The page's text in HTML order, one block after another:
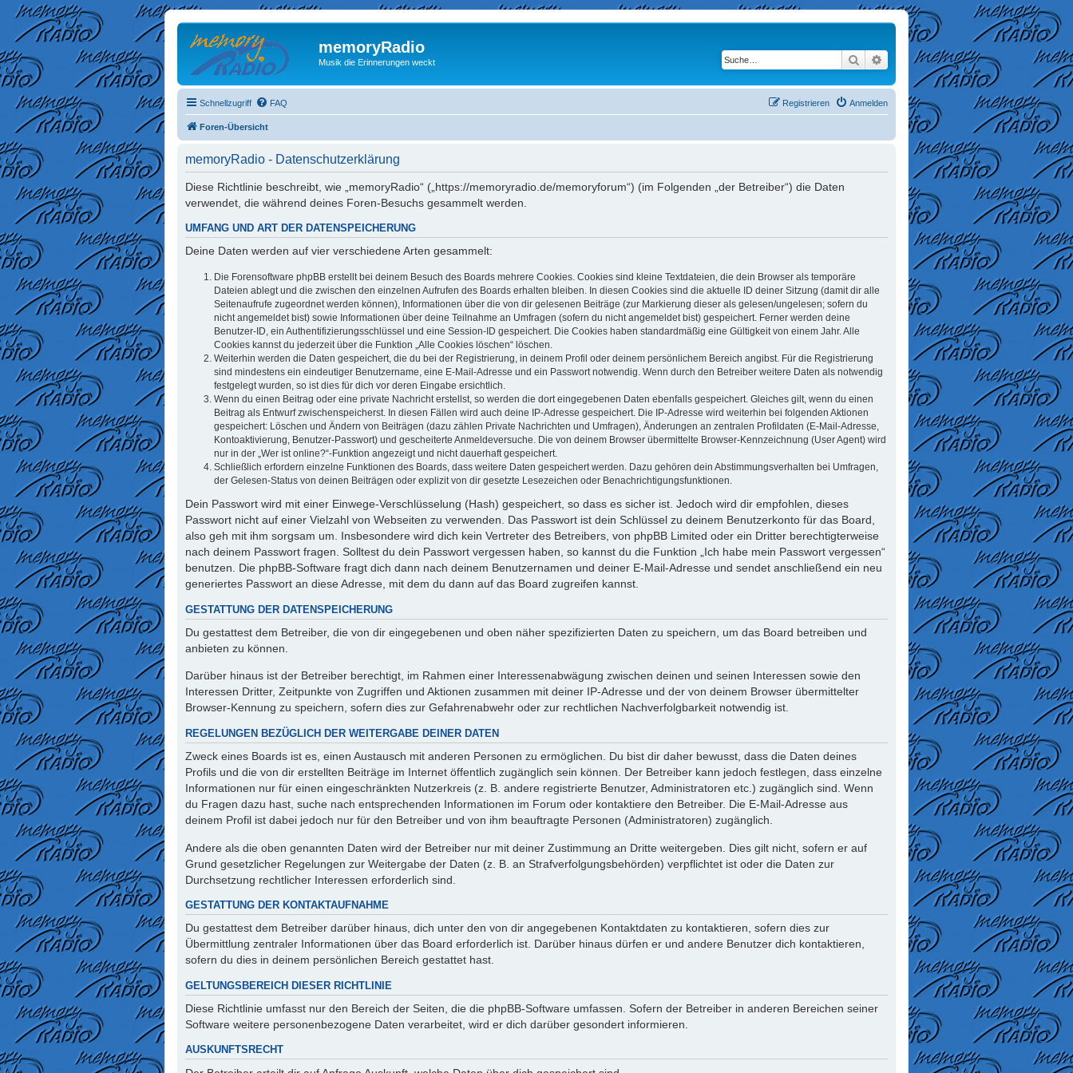
memoryRadio
Musik die Erinnerungen weckt Suche Erweiterte Suche
Schnellzugriff FAQ Anmelden
Registrieren
Foren-Übersicht
memoryRadio - Datenschutzerklärung
Diese Richtlinie beschreibt, wie „memoryRadio“ („https://memoryradio.de/memoryforum“) (im Folgenden „der Betreiber“) die Daten
verwendet, die während deines Foren-Besuchs gesammelt werden.
UMFANG UND ART DER DATENSPEICHERUNG
Deine Daten werden auf vier verschiedene Arten gesammelt:
Die Forensoftware phpBB erstellt bei deinem Besuch des Boards mehrere Cookies. Cookies sind kleine Textdateien, die dein Browser als temporäre
Dateien ablegt und die zwischen den einzelnen Aufrufen des Boards erhalten bleiben. In diesen Cookies sind die aktuelle ID deiner Sitzung (damit dir alle
Seitenaufrufe zugeordnet werden können), Informationen über die von dir gelesenen Beiträge (zur Markierung dieser als gelesen/ungelesen; sofern du
nicht angemeldet bist) sowie Informationen über deine Teilnahme an Umfragen (sofern du nicht angemeldet bist) gespeichert. Ferner werden deine
Benutzer-ID, ein Authentifizierungsschlüssel und eine Session-ID gespeichert. Die Cookies haben standardmäßig eine Gültigkeit von einem Jahr. Alle
Cookies kannst du jederzeit über die Funktion „Alle Cookies löschen“ löschen.
Weiterhin werden die Daten gespeichert, die du bei der Registrierung, in deinem Profil oder deinem persönlichem Bereich angibst. Für die Registrierung
sind mindestens ein eindeutiger Benutzername, eine E-Mail-Adresse und ein Passwort notwendig. Wenn durch den Betreiber weitere Daten als notwendig
festgelegt wurden, so ist dies für dich vor deren Eingabe ersichtlich.
Wenn du einen Beitrag oder eine private Nachricht erstellst, so werden die dort eingegebenen Daten ebenfalls gespeichert. Gleiches gilt, wenn du einen
Beitrag als Entwurf zwischenspeicherst. In diesen Fällen wird auch deine IP-Adresse gespeichert. Die IP-Adresse wird weiterhin bei folgenden Aktionen
gespeichert: Löschen und Ändern von Beiträgen (dazu zählen Private Nachrichten und Umfragen), Änderungen an zentralen Profildaten (E-Mail-Adresse,
Kontoaktivierung, Benutzer-Passwort) und gescheiterte Anmeldeversuche. Die von deinem Browser übermittelte Browser-Kennzeichnung (User Agent) wird
nur in der „Wer ist online?“-Funktion angezeigt und nicht dauerhaft gespeichert.
Schließlich erfordern einzelne Funktionen des Boards, dass weitere Daten gespeichert werden. Dazu gehören dein Abstimmungsverhalten bei Umfragen,
der Gelesen-Status von deinen Beiträgen oder explizit von dir gesetzte Lesezeichen oder Benachrichtigungsfunktionen.
Dein Passwort wird mit einer Einwege-Verschlüsselung (Hash) gespeichert, so dass es sicher ist. Jedoch wird dir empfohlen, dieses
Passwort nicht auf einer Vielzahl von Webseiten zu verwenden. Das Passwort ist dein Schlüssel zu deinem Benutzerkonto für das Board,
also geh mit ihm sorgsam um. Insbesondere wird dich kein Vertreter des Betreibers, von phpBB Limited oder ein Dritter berechtigterweise
nach deinem Passwort fragen. Solltest du dein Passwort vergessen haben, so kannst du die Funktion „Ich habe mein Passwort vergessen“
benutzen. Die phpBB-Software fragt dich dann nach deinem Benutzernamen und deiner E-Mail-Adresse und sendet anschließend ein neu
generiertes Passwort an diese Adresse, mit dem du dann auf das Board zugreifen kannst.
GESTATTUNG DER DATENSPEICHERUNG
Du gestattest dem Betreiber, die von dir eingegebenen und oben näher spezifizierten Daten zu speichern, um das Board betreiben und
anbieten zu können.
Darüber hinaus ist der Betreiber berechtigt, im Rahmen einer Interessenabwägung zwischen deinen und seinen Interessen sowie den
Interessen Dritter, Zeitpunkte von Zugriffen und Aktionen zusammen mit deiner IP-Adresse und der von deinem Browser übermittelter
Browser-Kennung zu speichern, sofern dies zur Gefahrenabwehr oder zur rechtlichen Nachverfolgbarkeit notwendig ist.
REGELUNGEN BEZÜGLICH DER WEITERGABE DEINER DATEN
Zweck eines Boards ist es, einen Austausch mit anderen Personen zu ermöglichen. Du bist dir daher bewusst, dass die Daten deines
Profils und die von dir erstellten Beiträge im Internet öffentlich zugänglich sein können. Der Betreiber kann jedoch festlegen, dass einzelne
Informationen nur für einen eingeschränkten Nutzerkreis (z. B. andere registrierte Benutzer, Administratoren etc.) zugänglich sind. Wenn
du Fragen dazu hast, suche nach entsprechenden Informationen im Forum oder kontaktiere den Betreiber. Die E-Mail-Adresse aus
deinem Profil ist dabei jedoch nur für den Betreiber und von ihm beauftragte Personen (Administratoren) zugänglich.
Andere als die oben genannten Daten wird der Betreiber nur mit deiner Zustimmung an Dritte weitergeben. Dies gilt nicht, sofern er auf
Grund gesetzlicher Regelungen zur Weitergabe der Daten (z. B. an Strafverfolgungsbehörden) verpflichtet ist oder die Daten zur
Durchsetzung rechtlicher Interessen erforderlich sind.
GESTATTUNG DER KONTAKTAUFNAHME
Du gestattest dem Betreiber darüber hinaus, dich unter den von dir angegebenen Kontaktdaten zu kontaktieren, sofern dies zur
Übermittlung zentraler Informationen über das Board erforderlich ist. Darüber hinaus dürfen er und andere Benutzer dich kontaktieren,
sofern du dies in deinem persönlichen Bereich gestattet hast.
GELTUNGSBEREICH DIESER RICHTLINIE
Diese Richtlinie umfasst nur den Bereich der Seiten, die die phpBB-Software umfassen. Sofern der Betreiber in anderen Bereichen seiner
Software weitere personenbezogene Daten verarbeitet, wird er dich darüber gesondert informieren.
AUSKUNFTSRECHT